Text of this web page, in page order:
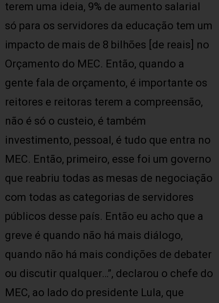
terem uma ideia, 9% de aumento salarial
só para os servidores da educação tem um
impacto de mais de 8 bilhões [de reais] no
Orçamento do MEC. Então, quando a
gente fala de orçamento, é importante os
reitores e reitoras terem a compreensão,
não é só o custeio, é também
investimento, pessoal, é tudo que entra no
MEC. Então, primeiro, esse foi um governo
que reabriu todas as mesas de negociação
com todas as categorias de servidores
públicos desse país. Então eu acho que a
greve é quando não há mais diálogo,
quando não há mais condições de debater
ou discutir qualquer…”, declarou o chefe do
MEC, ao lado do presidente Lula, que